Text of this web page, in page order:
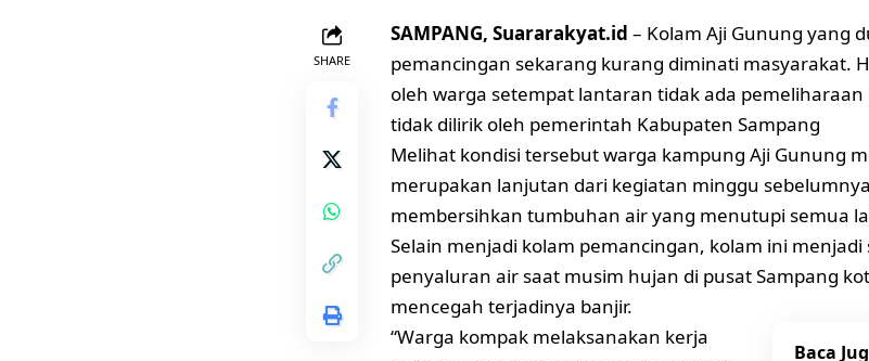
SHARE
SAMPANG, Suararakyat.id – Kolam Aji Gunung yang
pemancingan sekarang kurang diminati masyarakat.
oleh warga setempat lantaran tidak ada
tidak dilirik oleh pemerintah Kabupaten Sampang
Melihat kondisi tersebut warga kampung Aji Gunung
merupakan lanjutan dari kegiatan minggu
membersihkan tumbuhan air yang menutupi semua
Selain menjadi kolam pemancingan, kolam ini
penyaluran air saat musim hujan di pusat Sampang
mencegah terjadinya banjir.
Baca
“Warga kompak melaksanakan kerja